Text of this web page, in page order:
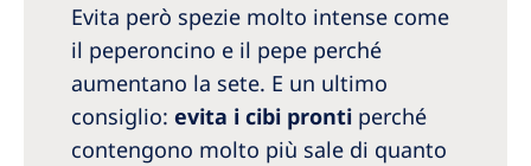
Evita però spezie molto intense come
il peperoncino e il pepe perché
aumentano la sete. E un ultimo
consiglio: evita i cibi pronti perché
contengono molto più sale di quanto